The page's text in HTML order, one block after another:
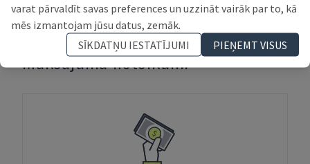
Maksājuma noteikumi
varat pārvaldīt savas preferences un uzzināt vairāk par to, kā
mēs izmantojam jūsu datus, zemāk.
SĪKDATŅU IESTATĪJUMI
PIEŅEMT VISUS